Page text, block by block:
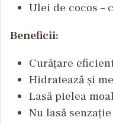
Ulei de cocos –
Beneficii:
Curățare
Hidratează și
Lasă pielea
Nu lasă senzație